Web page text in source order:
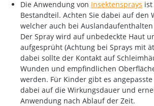
Die Anwendung von Insektensprays
Bestandteil. Achten Sie dabei auf den
welcher auch bei
Der Spray wird auf unbedeckte Haut
aufgesprüht (Achtung bei Sprays mit
dabei sollte der Kontakt auf
Wunden und empfindlichen
werden. Für Kinder gibt es angepasste
dabei auf die Wirkungsdauer und
Anwendung nach Ablauf der Zeit.